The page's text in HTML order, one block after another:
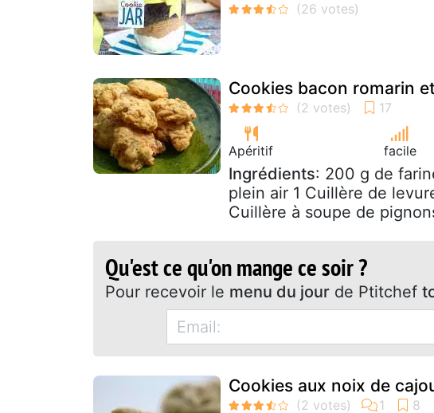
Cookies bacon romarin
Apéritif facile
Ingrédients: 200 g de
plein air 1 Cuillère de
Cuillère à soupe de
Qu'est ce qu'on mange ce soir ?
Pour recevoir le menu du jour de Ptitchef
Cookies aux noix de